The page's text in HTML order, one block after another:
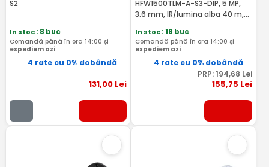
S2
In stoc: 8 buc
Comandă până în ora 14:00 și
expediem azi
4 rate cu 0% dobândă
131,00Lei
HFW1500TLM-A-S3-DIP, 5 MP,
3.6 mm, IR/lumina alba 40 m,
HFW1500TLM-A-0360B-S3-DIP
In stoc: 18 buc
Comandă până în ora 14:00 și
expediem azi
4 rate cu 0% dobândă
PRP: 194,68 Lei
155,75 Lei